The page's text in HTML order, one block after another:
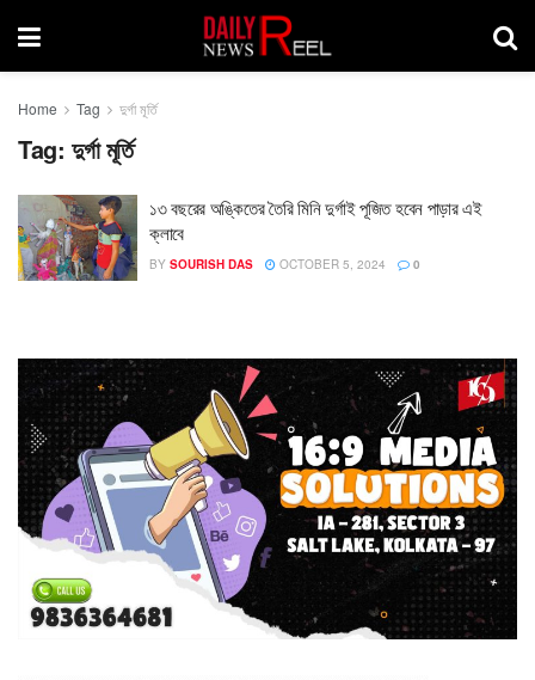
Home Tag দুর্গা মূর্তি
Tag: দুর্গা মূর্তি
১৩ বছরের অঙ্কিতের তৈরি মিনি দুর্গাই পূজিত হবেন পাড়ার এই
ক্লাবে
BY SOURISH DAS OCTOBER 5, 2024 0